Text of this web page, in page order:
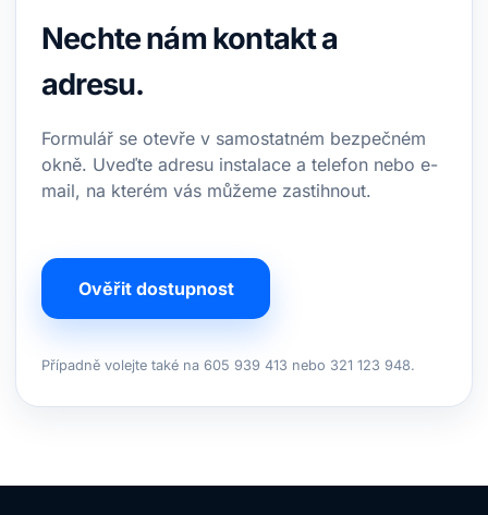
Nechte nám kontakt a
adresu.
Formulář se otevře v samostatném bezpečném
okně. Uveďte adresu instalace a telefon nebo e-
mail, na kterém vás můžeme zastihnout.
Ověřit dostupnost
Případně volejte také na 605 939 413 nebo 321 123 948.